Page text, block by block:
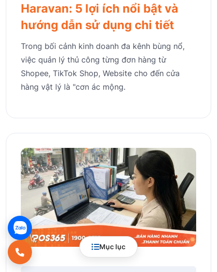
Mục lục
Haravan: 5 lợi ích nổi bật và
hướng dẫn sử dụng chi tiết
Trong bối cảnh kinh doanh đa kênh bùng nổ,
việc quản lý thủ công từng đơn hàng từ
Shopee, TikTok Shop, Website cho đến cửa
hàng vật lý là "cơn ác mộng.